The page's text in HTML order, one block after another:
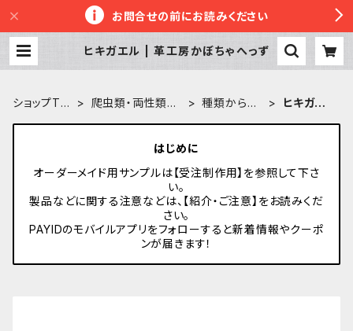
お問合せの前にお読みください
ヒキガエル | 革工房かぼちゃへっず
ショップTO
爬虫類・両性類雑
種類から探
ヒキガエ
はじめに
オーダーメイド用サンプルは【受注制作用】を参照して下さ
い。
製品などに関する注意などは、【紹介・ご注意】をお読みくだ
さい。
PAYIDのモバイルアプリをフォローすると新着情報やクーポ
ンが届きます！